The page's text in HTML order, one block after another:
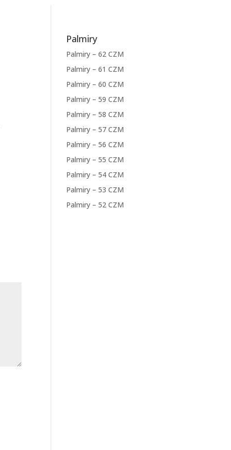
Palmiry
Palmiry – 62 CZM
Palmiry – 61 CZM
Palmiry – 60 CZM
Palmiry – 59 CZM
Palmiry – 58 CZM
Palmiry – 57 CZM
Palmiry – 56 CZM
Palmiry – 55 CZM
Palmiry – 54 CZM
Palmiry – 53 CZM
Palmiry – 52 CZM